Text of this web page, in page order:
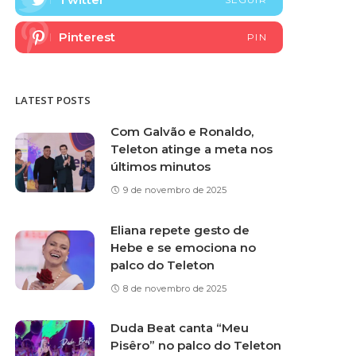
Pinterest PIN
LATEST POSTS
Com Galvão e Ronaldo,
Teleton atinge a meta nos
últimos minutos
9 de novembro de 2025
Eliana repete gesto de
Hebe e se emociona no
palco do Teleton
8 de novembro de 2025
Duda Beat canta “Meu
Pisêro” no palco do Teleton